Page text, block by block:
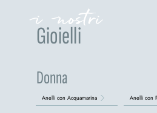
Gioielli
i nostri
Donna
Anelli con Acquamarina Anelli con